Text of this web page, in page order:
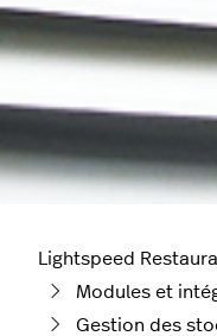
Lightspeed
Modules et
Gestion des